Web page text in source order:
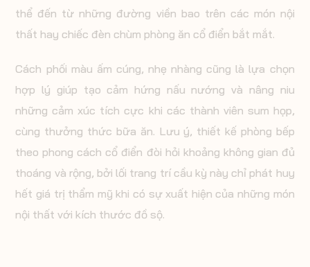
thể đến từ những đường viền bao trên các món nội
thất hay chiếc đèn chùm phòng ăn cổ điển bắt mắt.
Cách phối màu ấm cúng, nhẹ nhàng cũng là lựa chọn
hợp lý giúp tạo cảm hứng nấu nướng và nâng niu
những cảm xúc tích cực khi các thành viên sum họp,
cùng thưởng thức bữa ăn. Lưu ý, thiết kế phòng bếp
theo phong cách cổ điển đòi hỏi khoảng không gian đủ
thoáng và rộng, bởi lối trang trí cầu kỳ này chỉ phát huy
hết giá trị thẩm mỹ khi có sự xuất hiện của những món
nội thất với kích thước đồ sộ.